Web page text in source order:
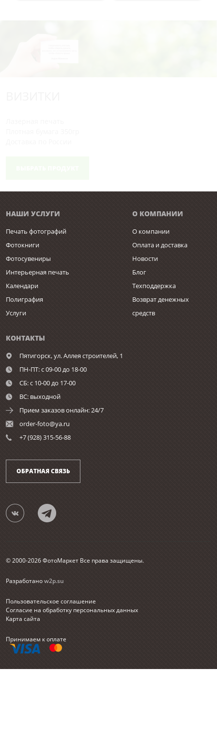
НАШИ УСЛУГИ
Печать фотографий
Фотокниги
Фотосувениры
Интерьерная печать
Календари
Полиграфия
Услуги
О КОМПАНИИ
О компании
Оплата и доставка
Новости
Блог
Техподдержка
Возврат денежных
средств
КОНТАКТЫ
Пятигорск,ул. Аллея строителей, 1
ПН-ПТ: с 09-00 до 18-00
СБ: с 10-00 до 17-00
ВС: выходной
Прием заказов онлайн: 24/7
order-foto@ya.ru
+7 (928) 315-56-88
ОБРАТНАЯ СВЯЗЬ
© 2000-2026 ФотоМаркет Все права защищены.
Разработаноw2p.su
Пользовательское соглашение
Согласие на обработку персональных данных
Карта сайта
Принимаем к оплате